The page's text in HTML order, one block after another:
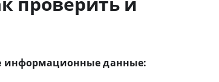
информационные данные: